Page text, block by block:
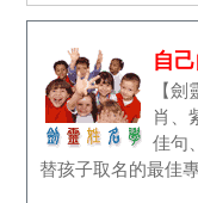
自
【
肖、
佳句
替孩子取名的最佳